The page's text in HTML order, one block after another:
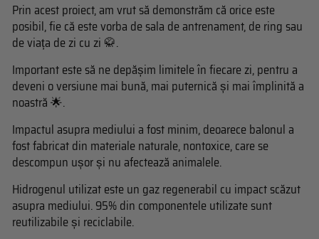
Prin acest proiect, am vrut să demonstrăm că orice este
posibil, fie că este vorba de sala de antrenament, de ring sau
de viața de zi cu zi 🥋.
Important este să ne depășim limitele în fiecare zi, pentru a
deveni o versiune mai bună, mai puternică și mai împlinită a
noastră 🌟.
Impactul asupra mediului a fost minim, deoarece balonul a
fost fabricat din materiale naturale, nontoxice, care se
descompun ușor și nu afectează animalele.
Hidrogenul utilizat este un gaz regenerabil cu impact scăzut
asupra mediului. 95% din componentele utilizate sunt
reutilizabile și reciclabile.